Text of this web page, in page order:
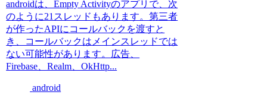
androidは、Empty Activityのアプリで、次
のように21スレッドもあります。第三者
が作ったAPIにコールバックを渡すと
き、コールバックはメインスレッドでは
ない可能性があります。広告、
Firebase、Realm、OkHttp...
android